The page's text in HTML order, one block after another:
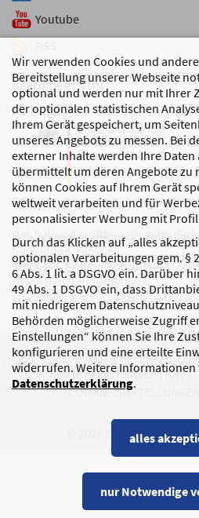
Wir verwenden Cookies und
Bereitstellung unserer Webseite
optional und werden nur mit Ihrer
der optionalen statistischen
Ihrem Gerät gespeichert, um
unseres Angebots zu messen. Bei
externer Inhalte werden Ihre
übermittelt um deren Angebote zu
können Cookies auf Ihrem Gerät
weltweit verarbeiten und für
personalisierter Werbung mit
Durch das Klicken auf „alles
optionalen Verarbeitungen gem. §
6 Abs. 1 lit. a DSGVO ein. Darüber
49 Abs. 1 DSGVO ein, dass
mit niedrigerem
Behörden möglicherweise Zugriff
Einstellungen“ können Sie Ihre
konfigurieren und eine erteilte
widerrufen. Weitere Informationen
Datenschutzerklärung.
alles
nur Notwendige
Youtube
GEFÖRDERT VON
Das DJI wird größtenteils
für Bildung, Familie,
Senioren, Frauen und Jugend
sowie den Bundesländern.
DATENSCHUTZ
KORRUPTIONSPRÄVENTION
COOKIE-EINSTELLUNGEN
© 2026 DEUTSCHES